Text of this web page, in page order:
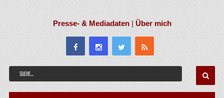
Presse- & Mediadaten|Über mich